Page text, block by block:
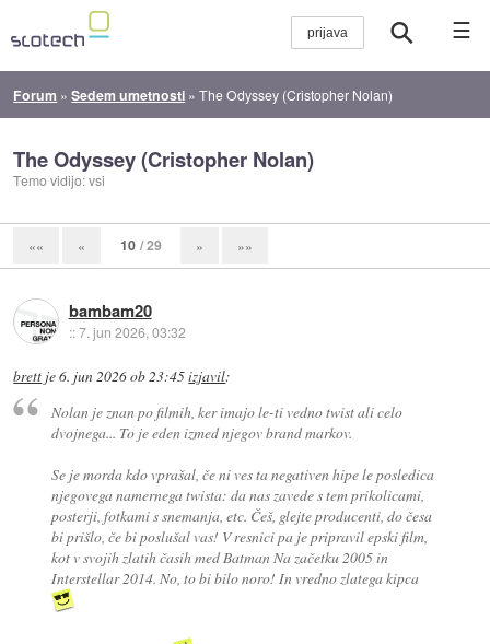
☰
Forum »Sedem umetnosti »The Odyssey (Cristopher Nolan)
The Odyssey (Cristopher Nolan)
Temo vidijo: vsi
«« « 10 / 29 » »»
bambam20
::7. jun 2026, 03:32
brett je6. jun 2026 ob 23:45izjavil:
Nolan je znan po filmih, ker imajo le-ti vedno twist ali celo
dvojnega... To je eden izmed njegov brand markov.
Se je morda kdo vprašal, če ni ves ta negativen hipe le posledica
njegovega namernega twista: da nas zavede s tem prikolicami,
posterji, fotkami s snemanja, etc. Češ, glejte producenti, do česa
bi prišlo, če bi poslušal vas! V resnici pa je pripravil epski film,
kot v svojih zlatih časih med Batman Na začetku 2005 in
Interstellar 2014. No, to bi bilo noro! In vredno zlatega kipca